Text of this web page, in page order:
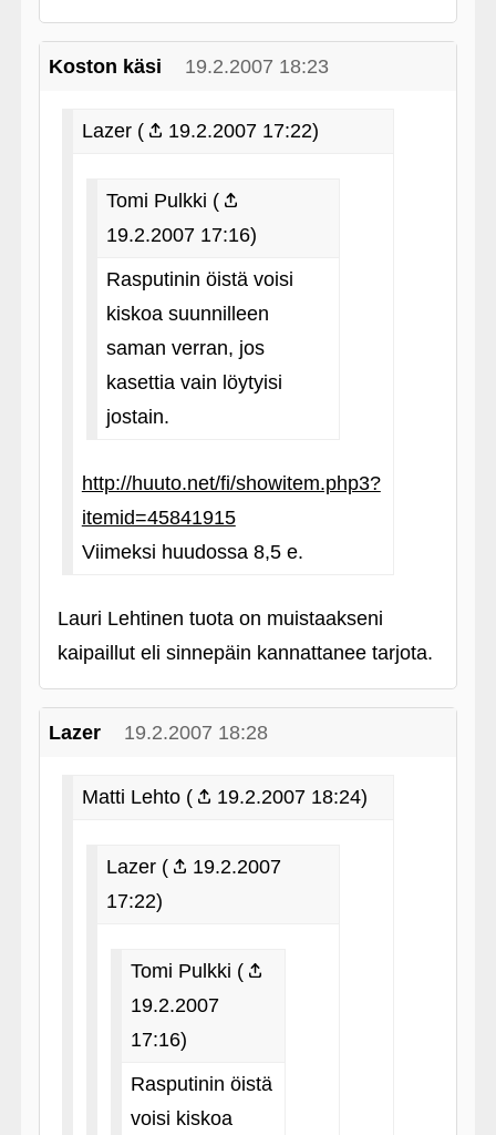
Koston käsi 19.2.2007 18:23
Lazer ( 19.2.2007 17:22)
Tomi Pulkki (
19.2.2007 17:16)
Rasputinin öistä voisi
kiskoa suunnilleen
saman verran, jos
kasettia vain löytyisi
jostain.
http://huuto.net/fi/showitem.php3?
itemid=45841915
Viimeksi huudossa 8,5 e.
Lauri Lehtinen tuota on muistaakseni
kaipaillut eli sinnepäin kannattanee tarjota.
Lazer 19.2.2007 18:28
Matti Lehto ( 19.2.2007 18:24)
Lazer (
19.2.2007
17:22)
Tomi Pulkki (
19.2.2007
17:16)
Rasputinin öistä
voisi kiskoa